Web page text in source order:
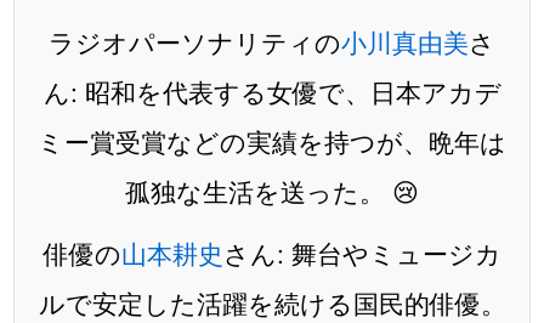
ラジオパーソナリティの小川真由美さ
ん: 昭和を代表する女優で、日本アカデ
ミー賞受賞などの実績を持つが、晩年は
孤独な生活を送った。 😢
俳優の山本耕史さん: 舞台やミュージカ
ルで安定した活躍を続ける国民的俳優。